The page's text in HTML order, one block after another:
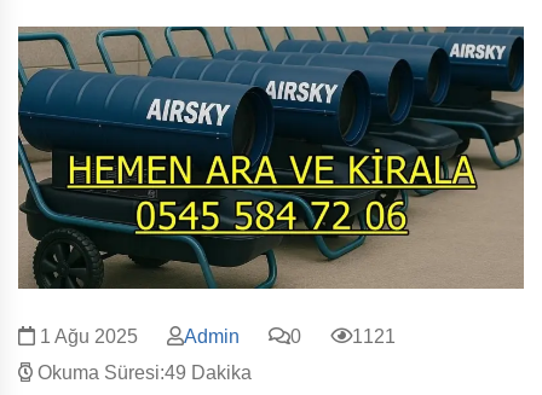
1 Ağu 2025 Admin 0
1121
Okuma Süresi:49 Dakika